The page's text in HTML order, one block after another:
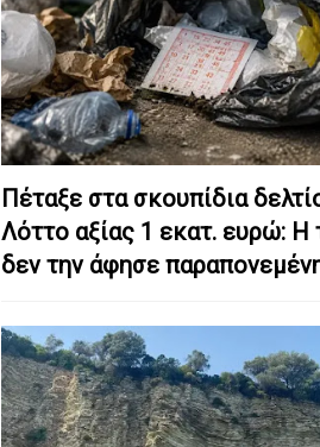
Πέταξε στα σκουπίδια
Λόττο αξίας 1 εκατ. ευρώ: Η
δεν την άφησε